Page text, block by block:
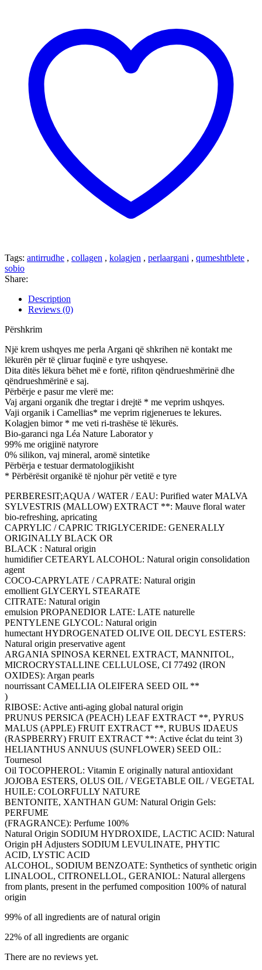
Tags: antirrudhe , collagen , kolagjen , perlaargani , qumeshtblete ,
sobio
Share:
Description
Reviews (0)
Përshkrim
Një krem ushqyes me perla Argani që shkrihen në kontakt me
lëkurën për të çliruar fuqinë e tyre ushqyese.
Dita ditës lëkura bëhet më e fortë, rifiton qëndrueshmërinë dhe
qëndrueshmërinë e saj.
Përbërje e pasur me vlerë me:
Vaj argani organik dhe tregtar i drejtë * me veprim ushqyes.
Vaji organik i Camellias* me veprim rigjenerues te lekures.
Kolagjen bimor * me veti ri-trashëse të lëkurës.
Bio-garanci nga Léa Nature Laborator y
99% me origjinë natyrore
0% silikon, vaj mineral, aromë sintetike
Përbërja e testuar dermatologjikisht
* Përbërësit organikë të njohur për vetitë e tyre
PERBERESIT;AQUA / WATER / EAU: Purified water MALVA
SYLVESTRIS (MALLOW) EXTRACT **: Mauve floral water
bio-refreshing, apricating
CAPRYLIC / CAPRIC TRIGLYCERIDE: GENERALLY
ORIGINALLY BLACK OR
BLACK : Natural origin
humidifier CETEARYL ALCOHOL: Natural origin consolidation
agent
COCO-CAPRYLATE / CAPRATE: Natural origin
emollient GLYCERYL STEARATE
CITRATE: Natural origin
emulsion PROPANEDIOR LATE: LATE naturelle
PENTYLENE GLYCOL: Natural origin
humectant HYDROGENATED OLIVE OIL DECYL ESTERS:
Natural origin preservative agent
ARGANIA SPINOSA KERNEL EXTRACT, MANNITOL,
MICROCRYSTALLINE CELLULOSE, CI 77492 (IRON
OXIDES): Argan pearls
nourrissant CAMELLIA OLEIFERA SEED OIL **
)
RIBOSE: Active anti-aging global natural origin
PRUNUS PERSICA (PEACH) LEAF EXTRACT **, PYRUS
MALUS (APPLE) FRUIT EXTRACT **, RUBUS IDAEUS
(RASPBERRY) FRUIT EXTRACT **: Active éclat du teint 3)
HELIANTHUS ANNUUS (SUNFLOWER) SEED OIL:
Tournesol
Oil TOCOPHEROL: Vitamin E originally natural antioxidant
JOJOBA ESTERS, OLUS OIL / VEGETABLE OIL / VEGETAL
HUILE: COLORFULLY NATURE
BENTONITE, XANTHAN GUM: Natural Origin Gels:
PERFUME
(FRAGRANCE): Perfume 100%
Natural Origin SODIUM HYDROXIDE, LACTIC ACID: Natural
Origin pH Adjusters SODIUM LEVULINATE, PHYTIC
ACID, LYSTIC ACID
ALCOHOL, SODIUM BENZOATE: Synthetics of synthetic origin
LINALOOL, CITRONELLOL, GERANIOL: Natural allergens
from plants, present in the perfumed composition 100% of natural
origin
99% of all ingredients are of natural origin
22% of all ingredients are organic
There are no reviews yet.